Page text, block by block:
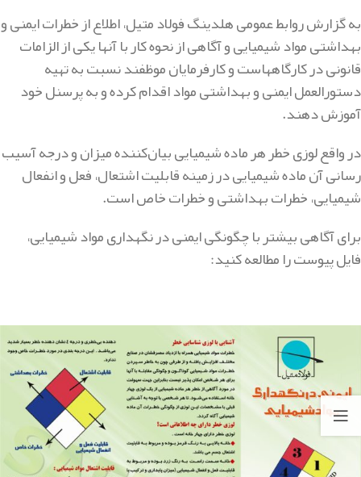
به گزارش روابط عمومی هلدینگ فولاد متیل، اطلاع از خطرات ایمنی و
بهداشتی مواد شیمیایی و آگاهی از نحوه کار با آنها یکی از الزامات
قانونی در کارگاههاست و کارفرمایان موظفند نسبت به تهیه
دستورالعمل ایمنی و بهداشتی مواد اقدام کرده و به پرسنل خود
آموزش دهند.
در واقع لوزی خطر هر ماده شیمیایی بیان‌کننده میزان و درجه آسیب
رسانی آن ماده شیمیایی در زمینه قابلیت اشتعال، فعل و انفعال
شیمیایی، خطرات بهداشتی و خطرات خاص است.
برای آگاهی بیشتر با چگونگی ایمنی در نگهداری مواد شیمیایی،
فایل پیوست را مطالعه کنید: